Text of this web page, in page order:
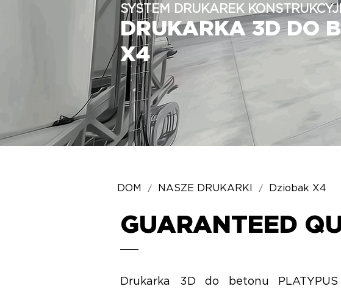
SYSTEM DRUKAREK
DRUKARKA 3D DO
X4
DOM / NASZE DRUKARKI / Dziobak X4
GUARANTEED
Drukarka 3D do betonu